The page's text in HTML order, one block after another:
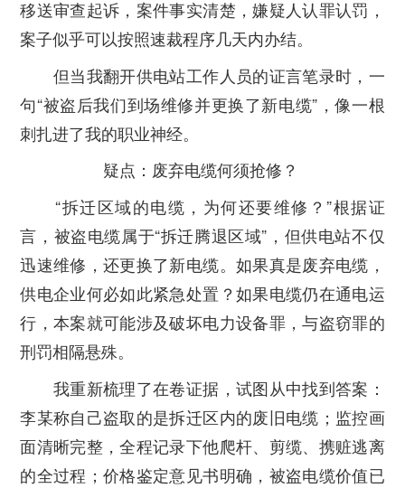
移送审查起诉，案件事实清楚，嫌疑人认罪认罚，
案子似乎可以按照速裁程序几天内办结。
但当我翻开供电站工作人员的证言笔录时，一
句“被盗后我们到场维修并更换了新电缆”，像一根
刺扎进了我的职业神经。
疑点：废弃电缆何须抢修？
“拆迁区域的电缆，为何还要维修？”根据证
言，被盗电缆属于“拆迁腾退区域”，但供电站不仅
迅速维修，还更换了新电缆。如果真是废弃电缆，
供电企业何必如此紧急处置？如果电缆仍在通电运
行，本案就可能涉及破坏电力设备罪，与盗窃罪的
刑罚相隔悬殊。
我重新梳理了在卷证据，试图从中找到答案：
李某称自己盗取的是拆迁区内的废旧电缆；监控画
面清晰完整，全程记录下他爬杆、剪缆、携赃逃离
的全过程；价格鉴定意见书明确，被盗电缆价值已